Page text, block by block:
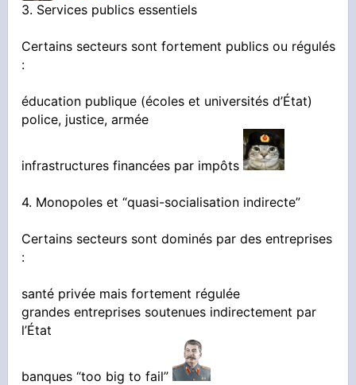
3. Services publics essentiels
Certains secteurs sont fortement publics ou régulés
:
éducation publique (écoles et universités d’État)
police, justice, armée
infrastructures financées par impôts
4. Monopoles et “quasi-socialisation indirecte”
Certains secteurs sont dominés par des entreprises
:
santé privée mais fortement régulée
grandes entreprises soutenues indirectement par
l’État
banques “too big to fail”